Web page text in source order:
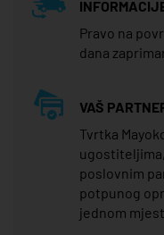
Pravo na
dana
VAŠ
Tvrtka
poslovnim
potpunog
jednom